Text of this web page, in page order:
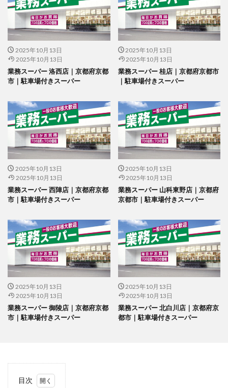
2025年10月13日
2025年10月13日
業務スーパー 洛西店｜京都府京都
市｜駐車場付きスーパー
2025年10月13日
2025年10月13日
業務スーパー 桂店｜京都府京都市
｜駐車場付きスーパー
2025年10月13日
2025年10月13日
業務スーパー 西陣店｜京都府京都
市｜駐車場付きスーパー
2025年10月13日
2025年10月13日
業務スーパー 山科東野店｜京都府
京都市｜駐車場付きスーパー
2025年10月13日
2025年10月13日
業務スーパー 御陵店｜京都府京都
市｜駐車場付きスーパー
2025年10月13日
2025年10月13日
業務スーパー 北白川店｜京都府京
都市｜駐車場付きスーパー
目次